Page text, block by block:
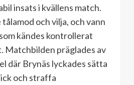
insats i kvällens match.
och vilja, och vann
kändes kontrollerat
Matchbilden präglades av
där Brynäs lyckades sätta
och straffa